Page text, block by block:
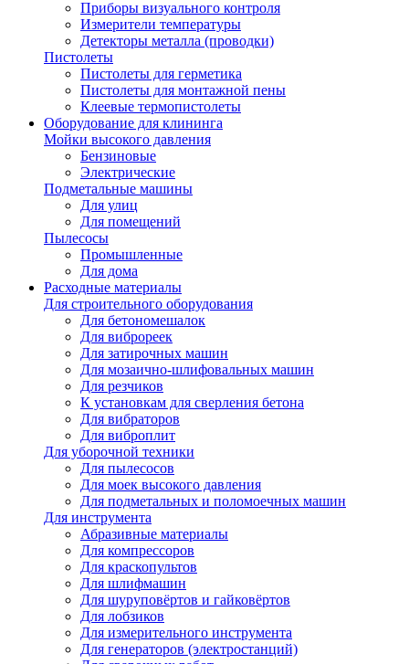
Приборы визуального контроля
Измерители температуры
Детекторы металла (проводки)
Пистолеты
Пистолеты для герметика
Пистолеты для монтажной пены
Клеевые термопистолеты
Оборудование для клининга
Мойки высокого давления
Бензиновые
Электрические
Подметальные машины
Для улиц
Для помещений
Пылесосы
Промышленные
Для дома
Расходные материалы
Для строительного оборудования
Для бетономешалок
Для виброреек
Для затирочных машин
Для мозаично-шлифовальных машин
Для резчиков
К установкам для сверления бетона
Для вибраторов
Для виброплит
Для уборочной техники
Для пылесосов
Для моек высокого давления
Для подметальных и поломоечных машин
Для инструмента
Абразивные материалы
Для компрессоров
Для краскопультов
Для шлифмашин
Для шуруповёртов и гайковёртов
Для лобзиков
Для измерительного инструмента
Для генераторов (электростанций)